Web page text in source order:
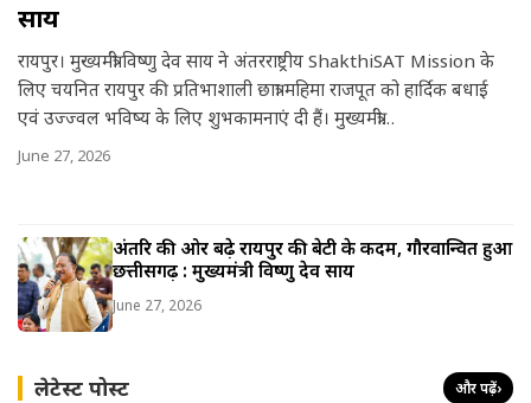
साय
रायपुर। मुख्यमंत्री विष्णु देव साय ने अंतरराष्ट्रीय ShakthiSAT Mission के
लिए चयनित रायपुर की प्रतिभाशाली छात्रा महिमा राजपूत को हार्दिक बधाई
एवं उज्ज्वल भविष्य के लिए शुभकामनाएं दी हैं। मुख्यमंत्री…
June 27, 2026
अंतरिक्ष की ओर बढ़े रायपुर की बेटी के कदम, गौरवान्वित हुआ
छत्तीसगढ़ : मुख्यमंत्री विष्णु देव साय
June 27, 2026
लेटेस्ट पोस्ट और पढ़ें›